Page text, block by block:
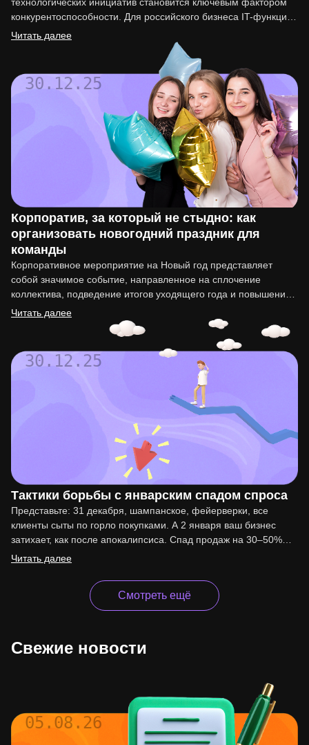
технологических инициатив становится ключевым фактором
конкурентоспособности. Для российского бизнеса IT-функция
перестала быть вспомогательной. Она напрямую влияет на
Читать далее
30.12.25
Корпоратив, за который не стыдно: как
организовать новогодний праздник для
команды
Корпоративное мероприятие на Новый год представляет
собой значимое событие, направленное на сплочение
коллектива, подведение итогов уходящего года и повышение
мотивации сотрудников. Организация такого праздника…
Читать далее
30.12.25
Тактики борьбы с январским спадом спроса
Представьте: 31 декабря, шампанское, фейерверки, все
клиенты сыты по горло покупками. А 2 января ваш бизнес
затихает, как после апокалипсиса. Спад продаж на 30–50%…
Читать далее
Смотреть ещё
Свежие новости
05.08.26